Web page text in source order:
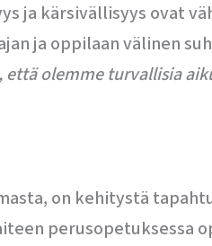
ja kärsivällisyys ovat
ja oppilaan välinen
olemme turvallisia
on kehitystä